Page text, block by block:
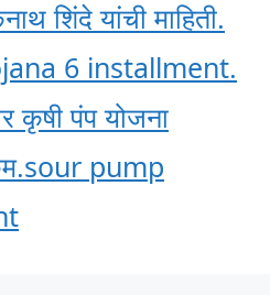
शिंदे यांची माहिती.
6 installment.
कृषी पंप योजना
pump